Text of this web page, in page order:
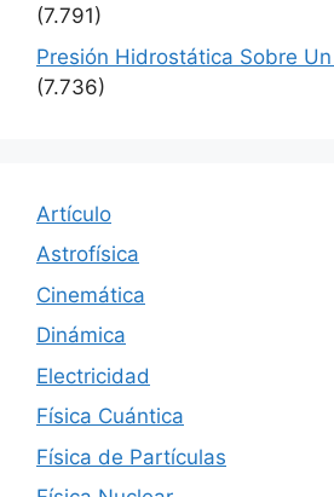
(7.791)
Presión Hidrostática Sobre
(7.736)
Artículo
Astrofísica
Cinemática
Dinámica
Electricidad
Física Cuántica
Física de Partículas